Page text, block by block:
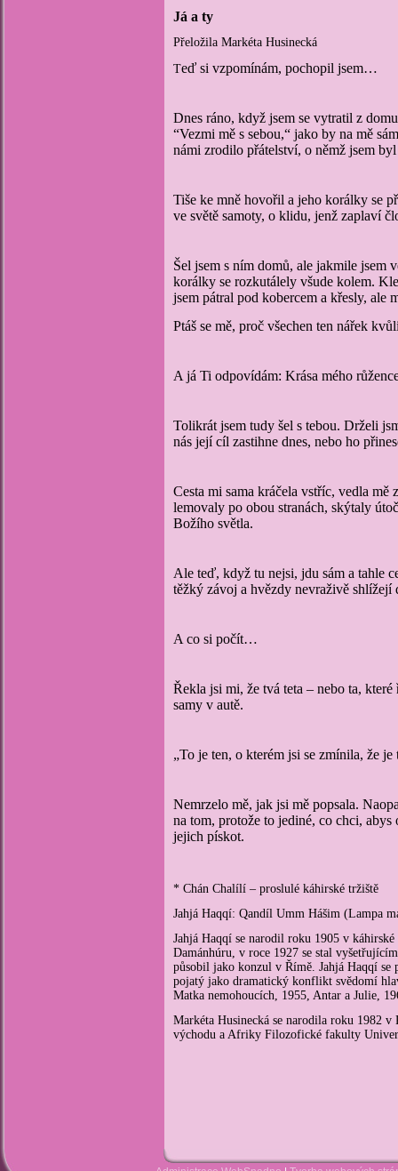
Já a ty
Přeložila Markéta Husinecká
Teď si vzpomínám, pochopil jsem…
Dnes ráno, když jsem se vytratil z
“Vezmi mě s sebou,“ jako by na mě
námi zrodilo přátelství, o němž jsem
Tiše ke mně hovořil a jeho korálky se
ve světě samoty, o klidu, jenž zaplaví
Šel jsem s ním domů, ale jakmile jsem
korálky se rozkutálely všude kolem.
jsem pátral pod kobercem a křesly, ale
Ptáš se mě, proč všechen ten nářek
A já Ti odpovídám: Krása mého
Tolikrát jsem tudy šel s tebou. Drželi
nás její cíl zastihne dnes, nebo ho
Cesta mi sama kráčela vstříc, vedla
lemovaly po obou stranách, skýtaly
Božího světla.
Ale teď, když tu nejsi, jdu sám a tahle
těžký závoj a hvězdy nevraživě
A co si počít…
Řekla jsi mi, že tvá teta – nebo ta,
samy v autě.
„To je ten, o kterém jsi se zmínila, že
Nemrzelo mě, jak jsi mě popsala.
na tom, protože to jediné, co chci,
jejich pískot.
* Chán Chalílí – proslulé káhirské tržiště
Jahjá Haqqí: Qandíl Umm Hášim (Lampa
Jahjá Haqqí se narodil roku 1905 v
Damánhúru, v roce 1927 se stal
působil jako konzul v Římě. Jahjá Haqqí
pojatý jako dramatický konflikt svědomí
Matka nemohoucích, 1955, Antar a Julie,
Markéta Husinecká se narodila roku 1982
východu a Afriky Filozofické fakulty